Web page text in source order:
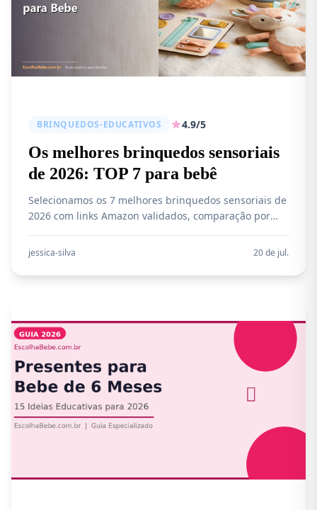
BRINQUEDOS-EDUCATIVOS 4.9/5
Os melhores brinquedos sensoriais
de 2026: TOP 7 para bebê
Selecionamos os 7 melhores brinquedos sensoriais de
2026 com links Amazon validados, comparação por
bom custo-benefício.
jessica-silva 20 de jul.